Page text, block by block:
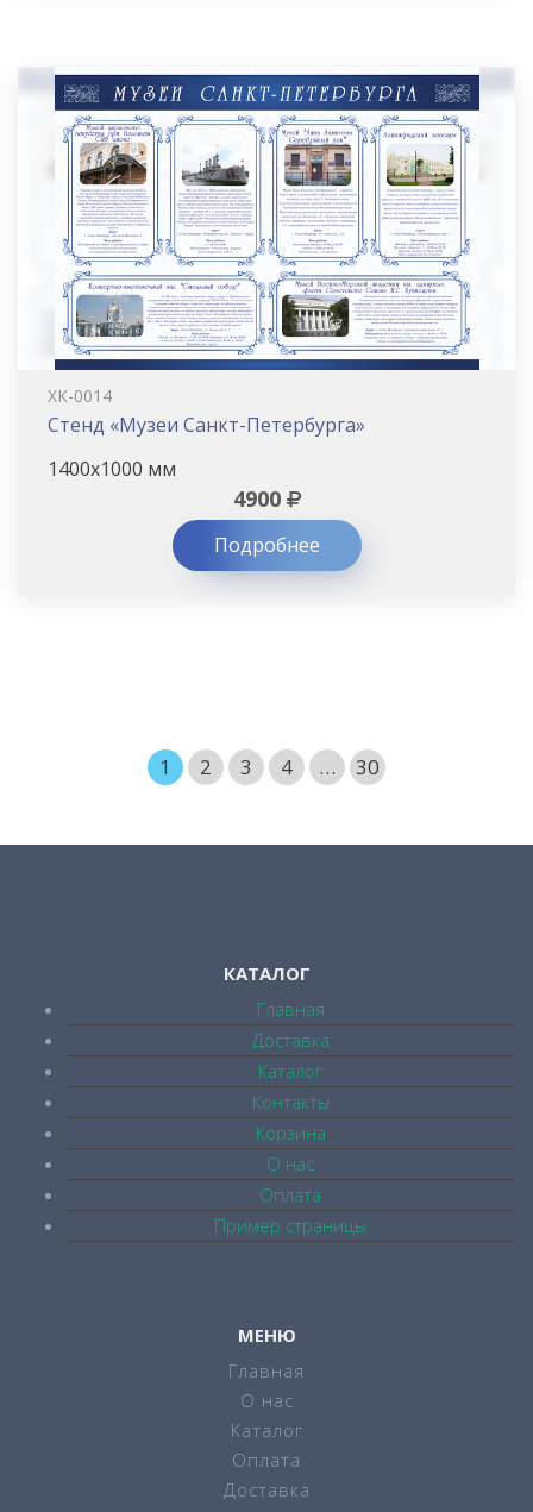
ХК-0014
Стенд «Музеи Санкт-Петербурга»
1400х1000 мм
4900
Подробнее
1 2 3 4 … 30
КАТАЛОГ
Главная
Доставка
Каталог
Контакты
Корзина
О нас
Оплата
Пример страницы
МЕНЮ
Главная
О нас
Каталог
Оплата
Доставка